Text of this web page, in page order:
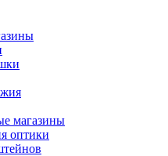
магазины
оптики